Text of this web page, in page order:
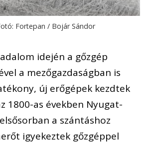
Fortepan / Bojár Sándor
idején a gőzgép
a mezőgazdaságban is
új erőgépek kezdtek
1800-as években Nyugat-
a szántáshoz
igyekeztek gőzgéppel